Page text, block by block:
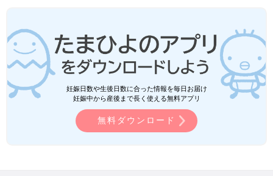
妊娠日数や生後日数に合った情報を毎日お届け
妊娠中から産後まで長く使える無料アプリ
無料ダウンロード